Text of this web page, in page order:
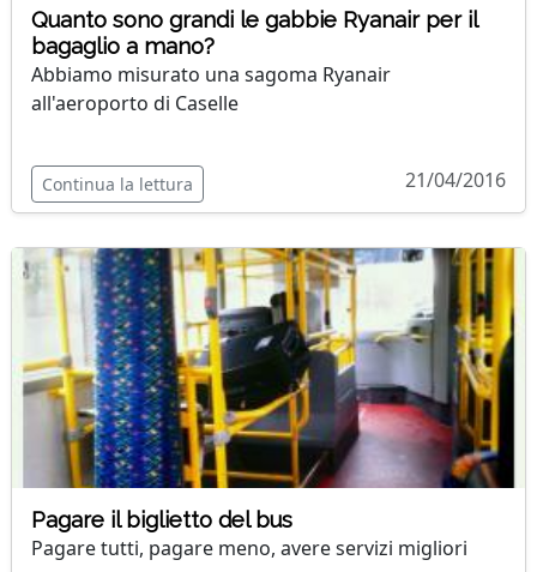
Quanto sono grandi le gabbie Ryanair per il
bagaglio a mano?
Abbiamo misurato una sagoma Ryanair
all'aeroporto di Caselle
Continua la lettura 21/04/2016
Pagare il biglietto del bus
Pagare tutti, pagare meno, avere servizi migliori